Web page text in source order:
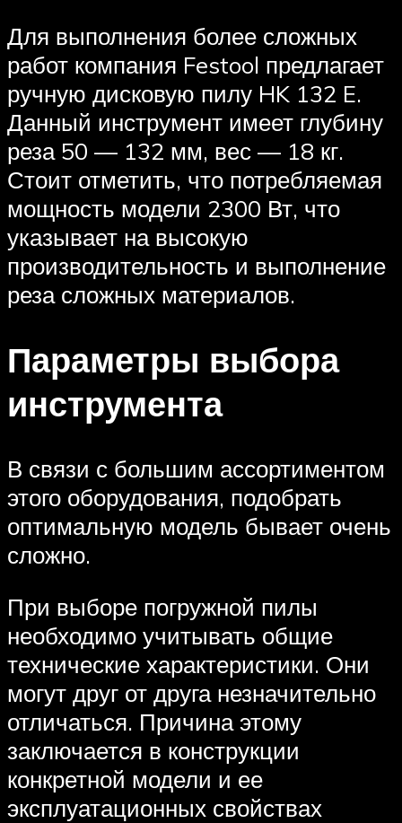
Для выполнения более сложных
работ компания Festool предлагает
ручную дисковую пилу HK 132 E.
Данный инструмент имеет глубину
реза 50 — 132 мм, вес — 18 кг.
Стоит отметить, что потребляемая
мощность модели 2300 Вт, что
указывает на высокую
производительность и выполнение
реза сложных материалов.
Параметры выбора
инструмента
В связи с большим ассортиментом
этого оборудования, подобрать
оптимальную модель бывает очень
сложно.
При выборе погружной пилы
необходимо учитывать общие
технические характеристики. Они
могут друг от друга незначительно
отличаться. Причина этому
заключается в конструкции
конкретной модели и ее
эксплуатационных свойствах